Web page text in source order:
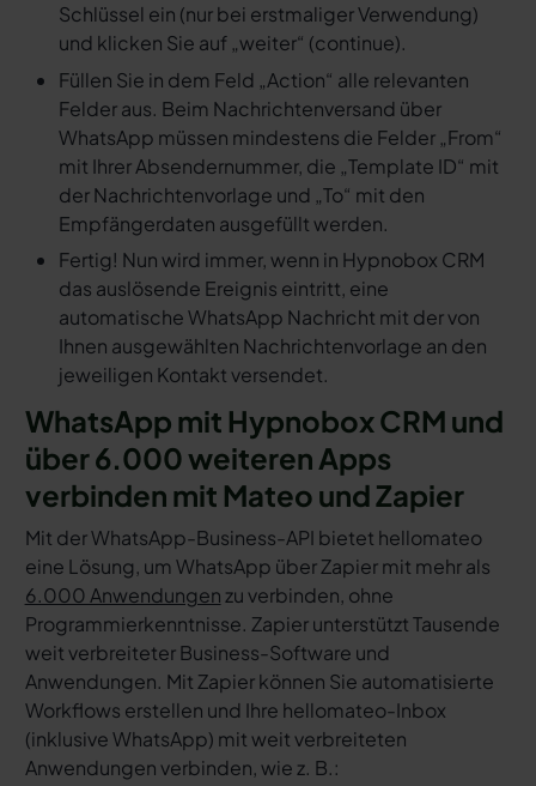
Schlüssel ein (nur bei erstmaliger Verwendung)
und klicken Sie auf „weiter“ (continue).
Füllen Sie in dem Feld „Action“ alle relevanten
Felder aus. Beim Nachrichtenversand über
WhatsApp müssen mindestens die Felder „From“
mit Ihrer Absendernummer, die „Template ID“ mit
der Nachrichtenvorlage und „To“ mit den
Empfängerdaten ausgefüllt werden.
Fertig! Nun wird immer, wenn in Hypnobox CRM
das auslösende Ereignis eintritt, eine
automatische WhatsApp Nachricht mit der von
Ihnen ausgewählten Nachrichtenvorlage an den
jeweiligen Kontakt versendet.
WhatsApp mit Hypnobox CRM und
über 6.000 weiteren Apps
verbinden mit Mateo und Zapier
Mit der WhatsApp-Business-API bietet hellomateo
eine Lösung, um WhatsApp über Zapier mit mehr als
6.000 Anwendungenzu verbinden, ohne
Programmierkenntnisse. Zapier unterstützt Tausende
weit verbreiteter Business-Software und
Anwendungen. Mit Zapier können Sie automatisierte
Workflows erstellen und Ihre hellomateo-Inbox
(inklusive WhatsApp) mit weit verbreiteten
Anwendungen verbinden, wie z. B.: